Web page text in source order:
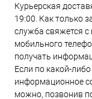
Курьерская
19:00. Как только
служба свяжется
мобильного
получать
Если по какой-
информационное
можно, позвонив